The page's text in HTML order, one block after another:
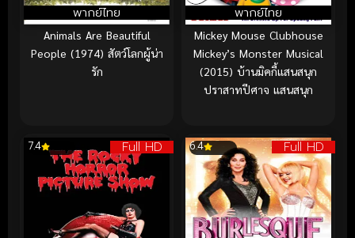
พากย์ไทย
Animals Are Beautiful
People (1974) สัตว์โลกผู้น่า
รัก
พากย์ไทย
Mickey Mouse Clubhouse
Mickey’s Monster Musical
(2015) บ้านมิคกี้แสนสนุก
ปราสาทปีศาจ แสนสนุก
Full HD
7.4 Full HD
6.4